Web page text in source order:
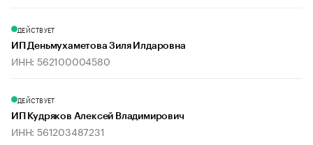
ДЕЙСТВУЕТ
ИП Деньмухаметова Зиля Илдаровна
ИНН: 562100004580
ДЕЙСТВУЕТ
ИП Кудряков Алексей Владимирович
ИНН: 561203487231